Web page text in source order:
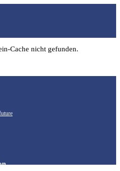
Cache nicht gefunden.